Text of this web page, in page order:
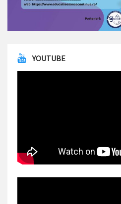
YOUTUBE